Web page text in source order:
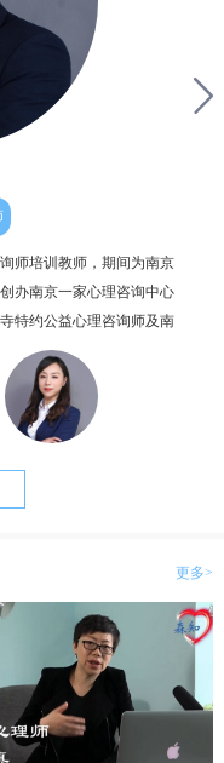
师培训教师，期间为南京
办南京一家心理咨询中心
特约公益心理咨询师及南
过两千例，治疗时长超一
更多>